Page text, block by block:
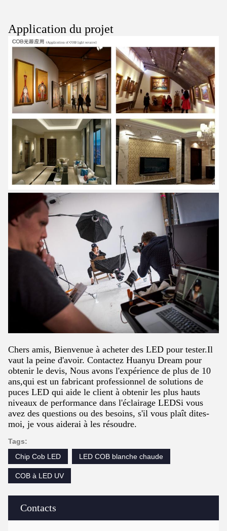
Contacts
Application du projet
Chers amis, Bienvenue à acheter des LED pour tester.Il
vaut la peine d'avoir. Contactez Huanyu Dream pour
obtenir le devis, Nous avons l'expérience de plus de 10
ans,qui est un fabricant professionnel de solutions de
puces LED qui aide le client à obtenir les plus hauts
niveaux de performance dans l'éclairage LEDSi vous
avez des questions ou des besoins, s'il vous plaît dites-
moi, je vous aiderai à les résoudre.
Tags:
Chip Cob LED
LED COB blanche chaude
COB à LED UV